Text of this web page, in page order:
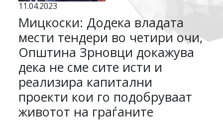
11.04.2023
Мицкоски: Додека владата
мести тендери во четири очи,
Општина Зрновци докажува
дека не сме сите исти и
реализира капитални
проекти кои го подобруваат
животот на граѓаните